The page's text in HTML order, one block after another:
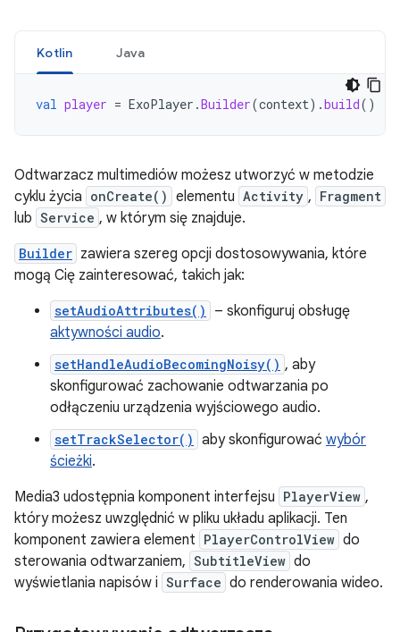
Kotlin Java
val player = ExoPlayer .Builder(context).build()
Odtwarzacz multimediów możesz utworzyć w metodzie
cyklu życia onCreate() elementu Activity , Fragment
lub Service , w którym się znajduje.
Builder zawiera szereg opcji dostosowywania, które
mogą Cię zainteresować, takich jak:
setAudioAttributes()
– skonfiguruj obsługę
aktywności audio.
setHandleAudioBecomingNoisy() , aby
skonfigurować zachowanie odtwarzania po
odłączeniu urządzenia wyjściowego audio.
setTrackSelector() aby skonfigurować wybór
ścieżki.
Media3 udostępnia komponent interfejsu PlayerView ,
który możesz uwzględnić w pliku układu aplikacji. Ten
komponent zawiera element PlayerControlView do
sterowania odtwarzaniem, SubtitleView do
wyświetlania napisów i Surface do renderowania wideo.